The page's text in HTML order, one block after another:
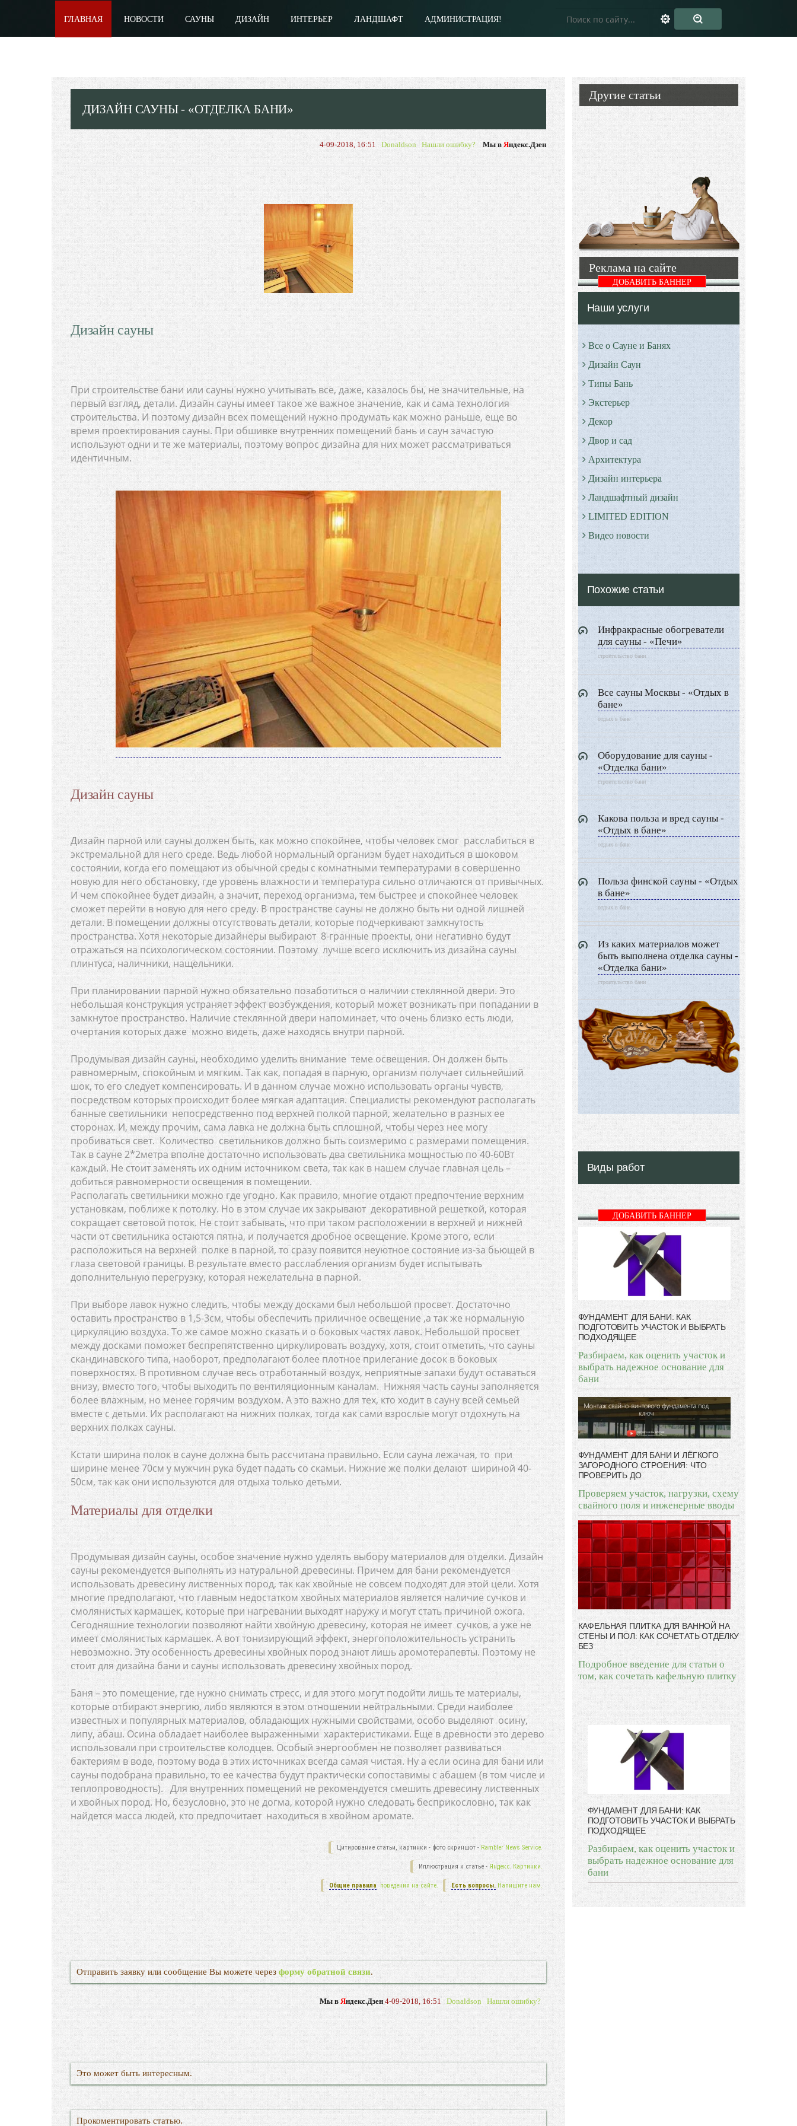
ГЛАВНАЯ НОВОСТИ САУНЫ ДИЗАЙН ИНТЕРЬЕР ЛАНДШАФТ АДМИНИСТРАЦИЯ!
ДИЗАЙН САУНЫ - «ОТДЕЛКА БАНИ»
4-09-2018, 16:51 Donaldson Нашли ошибку? Мы в Яндекс.Дзен
Дизайн сауны
При строительстве бани или сауны нужно учитывать все, даже, казалось бы, не значительные, на
первый взгляд, детали. Дизайн сауны имеет такое же важное значение, как и сама технология
строительства. И поэтому дизайн всех помещений нужно продумать как можно раньше, еще во
время проектирования сауны. При обшивке внутренних помещений бань и саун зачастую
используют одни и те же материалы, поэтому вопрос дизайна для них может рассматриваться
идентичным.
Дизайн сауны
Дизайн парной или сауны должен быть, как можно спокойнее, чтобы человек смог расслабиться в
экстремальной для него среде. Ведь любой нормальный организм будет находиться в шоковом
состоянии, когда его помещают из обычной среды с комнатными температурами в совершенно
новую для него обстановку, где уровень влажности и температура сильно отличаются от привычных.
И чем спокойнее будет дизайн, а значит, переход организма, тем быстрее и спокойнее человек
сможет перейти в новую для него среду. В пространстве сауны не должно быть ни одной лишней
детали. В помещении должны отсутствовать детали, которые подчеркивают замкнутость
пространства. Хотя некоторые дизайнеры выбирают 8-гранные проекты, они негативно будут
отражаться на психологическом состоянии. Поэтому лучше всего исключить из дизайна сауны
плинтуса, наличники, нащельники.
При планировании парной нужно обязательно позаботиться о наличии стеклянной двери. Это
небольшая конструкция устраняет эффект возбуждения, который может возникать при попадании в
замкнутое пространство. Наличие стеклянной двери напоминает, что очень близко есть люди,
очертания которых даже можно видеть, даже находясь внутри парной.
Продумывая дизайн сауны, необходимо уделить внимание теме освещения. Он должен быть
равномерным, спокойным и мягким. Так как, попадая в парную, организм получает сильнейший
шок, то его следует компенсировать. И в данном случае можно использовать органы чувств,
посредством которых происходит более мягкая адаптация. Специалисты рекомендуют располагать
банные светильники непосредственно под верхней полкой парной, желательно в разных ее
сторонах. И, между прочим, сама лавка не должна быть сплошной, чтобы через нее могу
пробиваться свет. Количество светильников должно быть соизмеримо с размерами помещения.
Так в сауне 2*2метра вполне достаточно использовать два светильника мощностью по 40-60Вт
каждый. Не стоит заменять их одним источником света, так как в нашем случае главная цель –
добиться равномерности освещения в помещении.
Располагать светильники можно где угодно. Как правило, многие отдают предпочтение верхним
установкам, поближе к потолку. Но в этом случае их закрывают декоративной решеткой, которая
сокращает световой поток. Не стоит забывать, что при таком расположении в верхней и нижней
части от светильника остаются пятна, и получается дробное освещение. Кроме этого, если
расположиться на верхней полке в парной, то сразу появится неуютное состояние из-за бьющей в
глаза световой границы. В результате вместо расслабления организм будет испытывать
дополнительную перегрузку, которая нежелательна в парной.
При выборе лавок нужно следить, чтобы между досками был небольшой просвет. Достаточно
оставить пространство в 1,5-3см, чтобы обеспечить приличное освещение ,а так же нормальную
циркуляцию воздуха. То же самое можно сказать и о боковых частях лавок. Небольшой просвет
между досками поможет беспрепятственно циркулировать воздуху, хотя, стоит отметить, что сауны
скандинавского типа, наоборот, предполагают более плотное прилегание досок в боковых
поверхностях. В противном случае весь отработанный воздух, неприятные запахи будут оставаться
внизу, вместо того, чтобы выходить по вентиляционным каналам. Нижняя часть сауны заполняется
более влажным, но менее горячим воздухом. А это важно для тех, кто ходит в сауну всей семьей
вместе с детьми. Их располагают на нижних полках, тогда как сами взрослые могут отдохнуть на
верхних полках сауны.
Кстати ширина полок в сауне должна быть рассчитана правильно. Если сауна лежачая, то при
ширине менее 70см у мужчин рука будет падать со скамьи. Нижние же полки делают шириной 40-
50см, так как они используются для отдыха только детьми.
Материалы для отделки
Продумывая дизайн сауны, особое значение нужно уделять выбору материалов для отделки. Дизайн
сауны рекомендуется выполнять из натуральной древесины. Причем для бани рекомендуется
использовать древесину лиственных пород, так как хвойные не совсем подходят для этой цели. Хотя
многие предполагают, что главным недостатком хвойных материалов является наличие сучков и
смолянистых кармашек, которые при нагревании выходят наружу и могут стать причиной ожога.
Сегодняшние технологии позволяют найти хвойную древесину, которая не имеет сучков, а уже не
имеет смолянистых кармашек. А вот тонизирующий эффект, энергоположительность устранить
невозможно. Эту особенность древесины хвойных пород знают лишь аромотерапевты. Поэтому не
стоит для дизайна бани и сауны использовать древесину хвойных пород.
Баня – это помещение, где нужно снимать стресс, и для этого могут подойти лишь те материалы,
которые отбирают энергию, либо являются в этом отношении нейтральными. Среди наиболее
известных и популярных материалов, обладающих нужными свойствами, особо выделяют осину,
липу, абаш. Осина обладает наиболее выраженными характеристиками. Еще в древности это дерево
использовали при строительстве колодцев. Особый энергообмен не позволяет развиваться
бактериям в воде, поэтому вода в этих источниках всегда самая чистая. Ну а если осина для бани или
сауны подобрана правильно, то ее качества будут практически сопоставимы с абашем (в том числе и
теплопроводность). Для внутренних помещений не рекомендуется смешить древесину лиственных
и хвойных пород. Но, безусловно, это не догма, которой нужно следовать бесприкословно, так как
найдется масса людей, кто предпочитает находиться в хвойном аромате.
Цитирование статьи, картинки - фото скриншот - Rambler News Service.
Иллюстрация к статье - Яндекс. Картинки.
Есть вопросы. Напишите нам.
Общие правила поведения на сайте.
Отправить заявку или сообщение Вы можете через форму обратной связи.
Мы вЯндекс.Дзен 4-09-2018, 16:51 Donaldson Нашли ошибку?
Это может быть интересным.
Прокоментировать статью.
Другие статьи
Реклама на сайте
ДОБАВИТЬ БАННЕР
Наши услуги
Все о Сауне и Банях
Дизайн Саун
Типы Бань
Экстерьер
Декор
Двор и сад
Архитектура
Дизайн интерьера
Ландшафтный дизайн
LIMITED EDITION
Видео новости
Другие услуги
Похожие статьи
Инфракрасные обогреватели
для сауны - «Печи»
строительство бани
Все сауны Москвы - «Отдых в
бане»
отдых в бане
Оборудование для сауны -
«Отделка бани»
строительство бани
Какова польза и вред сауны -
«Отдых в бане»
отдых в бане
Польза финской сауны - «Отдых
в бане»
отдых в бане
Из каких материалов может
быть выполнена отделка сауны -
«Отделка бани»
строительство бани
Виды работ
ДОБАВИТЬ БАННЕР
ФУНДАМЕНТ ДЛЯ БАНИ: КАК
ПОДГОТОВИТЬ УЧАСТОК И ВЫБРАТЬ
ПОДХОДЯЩЕЕ
Разбираем, как оценить участок и
выбрать надежное основание для
бани
ФУНДАМЕНТ ДЛЯ БАНИ И ЛЁГКОГО
ЗАГОРОДНОГО СТРОЕНИЯ: ЧТО
ПРОВЕРИТЬ ДО
Проверяем участок, нагрузки, схему
свайного поля и инженерные вводы
КАФЕЛЬНАЯ ПЛИТКА ДЛЯ ВАННОЙ НА
СТЕНЫ И ПОЛ: КАК СОЧЕТАТЬ ОТДЕЛКУ
БЕЗ
Подробное введение для статьи о
том, как сочетать кафельную плитку
ФУНДАМЕНТ ДЛЯ БАНИ: КАК
ПОДГОТОВИТЬ УЧАСТОК И ВЫБРАТЬ
ПОДХОДЯЩЕЕ
Разбираем, как оценить участок и
выбрать надежное основание для
бани